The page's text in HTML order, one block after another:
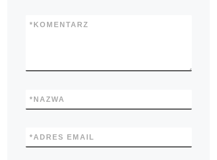
KOMENTARZ
*
NAZWA
*
ADRES EMAIL
*